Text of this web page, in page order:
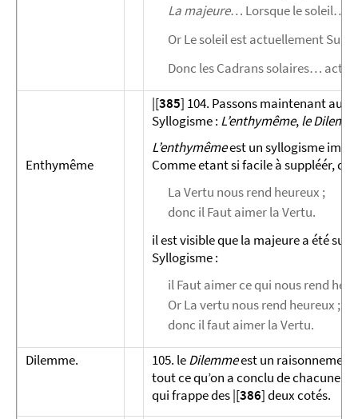
La majeure… Lorsque le soleil…
Or Le soleil est actuellement Sur
Donc les Cadrans solaires…
Enthymême
|[385] 104. Passons maintenant aux
Syllogisme : L’enthymême,le
L’enthymêmeest un syllogisme
Comme etant si facile à suppléér,
La Vertu nous rend heureux ;
donc il Faut aimer la Vertu.
il est visible que la majeure a été
Syllogisme :
il Faut aimer ce qui nous rend
Or La vertu nous rend heureux ;
donc il faut aimer la Vertu.
Dilemme.
105. leDilemmeest un raisonnement
tout ce qu’on a conclu de chacune
qui frappe des |[386] deux cotés.